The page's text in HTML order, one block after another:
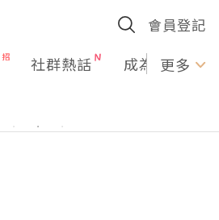
會員登記
社群熱話 成為U更多